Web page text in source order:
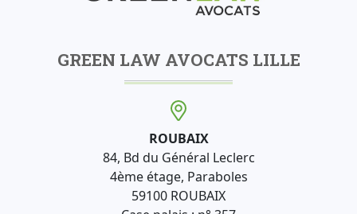
GREEN LAW AVOCATS LILLE
ROUBAIX
84, Bd du Général Leclerc
4ème étage, Paraboles
59100 ROUBAIX